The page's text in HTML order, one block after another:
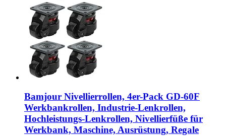
Bamjour Nivellierrollen, 4er-Pack GD-60F
Werkbankrollen, Industrie-Lenkrollen,
Hochleistungs-Lenkrollen, Nivellierfüße für
Werkbank, Maschine, Ausrüstung, Regale